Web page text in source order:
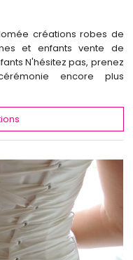
créations robes de
et enfants vente de
N'hésitez pas, prenez
encore plus